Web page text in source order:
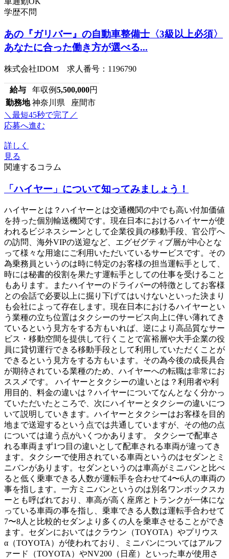
学歴不問
あの『ガリバー』の自動車整備士〈3級以上必須〉
あなたに合った働き方が選べる...
株式会社IDOM 求人番号：1196790
給与 年収例5,500,000円
勤務地 神奈川県 座間市
＼最短45秒で完了／
応募へ進む
詳しく
見る
関連するコラム
「ハイヤー」について知ってみましょう！
ハイヤーとは？ハイヤーとは交通機関の中でも高い付加価値
を持った個別輸送機関です。現在日本におけるハイヤーが使
われるビジネスシーンとして企業役員の移動手段、官公庁へ
の訪問、海外VIPの送迎など、エグゼグティブ層が中心とな
って様々な用途にご利用いただいているサービスです。その
為乗務員というのは時に特定のお客様の担当運転手として、
時には秘書的役割を果たす運転手としての仕事を受けること
もあります。またハイヤーのドライバーの特徴としてお客様
との会話で必要以上に掘り下げてはいけないといった決まり
も会社によって存在します。現在日本におけるハイヤーとい
う業種の立ち位置はタクシーのサービス向上に伴い薄れてき
ているという見方をする方もいれば、逆により高品質なサー
ビス・移動空間を提供して行くことで富裕層や大手企業の役
員に貸切運行できる移動手段として利用していただくことが
できるという見方をする方もいます。その為今後の成長具合
が期待されている業種のため、ハイヤーへの転職は非常にお
ススメです。 ハイヤーとタクシーの違いとは？利用者や利
用目的、料金の違いは？ハイヤーについてなんとなく分かっ
ていただいたところで、次にハイヤーとタクシーの違いにつ
いて説明していきます。ハイヤーとタクシーはお客様を目的
地まで送迎するという点では共通していますが、その他の点
については違う点がいくつかあります。 タクシーで配車さ
れる車両まず1つ目の違いとして配車される車両が違ってき
ます。タクシーで使用されている車両というのはセダンとミ
ニバンがあります。セダンというのは車高がミニバンと比べ
ると低く乗車できる人数が運転手を合わせて4〜6人の車両の
事を指します。一方ミニバンというのは別名ワンボックスカ
ーとも呼ばれており、車高が高く座席とトランクが一体にな
っている車両の事を指し、乗車できる人数は運転手合わせて
7〜8人と比較的セダンより多くの人を乗車させることができ
ます。セダンにおいてはクラウン（TOYOTA）やプリウス
α（TOYOTA）が使われており、ミニバンについてはアルフ
ァード（TOYOTA）やNV200（日産）といった車が使用さ